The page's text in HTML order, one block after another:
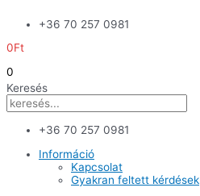
+36 70 257 0981
0Ft
0
Keresés
+36 70 257 0981
Információ
Kapcsolat
Gyakran feltett kérdések